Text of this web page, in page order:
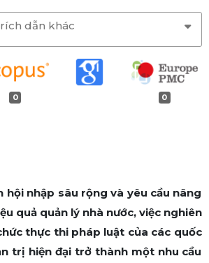
dẫn khác
0 0
hội nhập sâu rộng và yêu cầu nâng
quả quản lý nhà nước, việc nghiên
thực thi pháp luật của các quốc
trị hiện đại trở thành một nhu cầu